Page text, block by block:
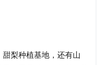
梨种植基地，还有山